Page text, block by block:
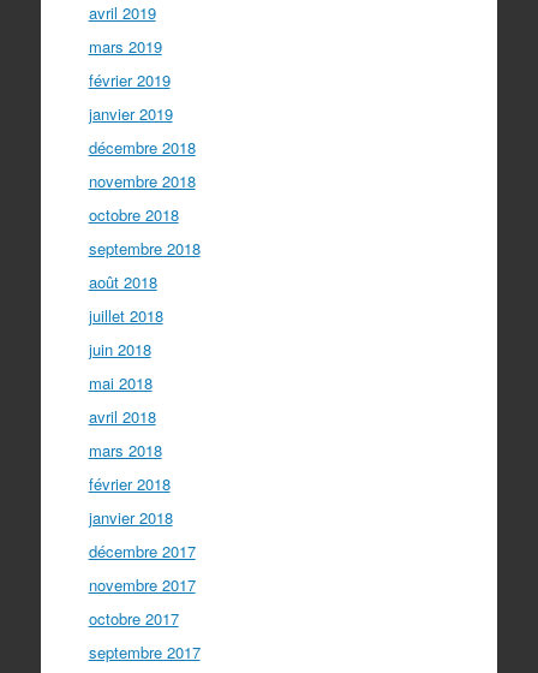
avril 2019
mars 2019
février 2019
janvier 2019
décembre 2018
novembre 2018
octobre 2018
septembre 2018
août 2018
juillet 2018
juin 2018
mai 2018
avril 2018
mars 2018
février 2018
janvier 2018
décembre 2017
novembre 2017
octobre 2017
septembre 2017